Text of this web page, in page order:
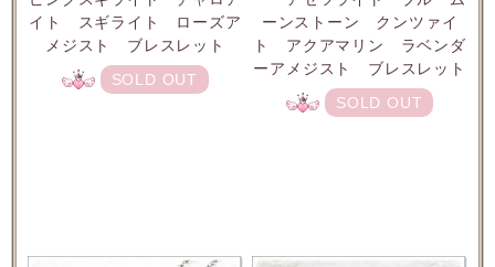
イト スギライト ローズア
メジスト ブレスレット
SOLD OUT
ーンストーン クンツァイ
ト アクアマリン ラベンダ
ーアメジスト ブレスレット
SOLD OUT